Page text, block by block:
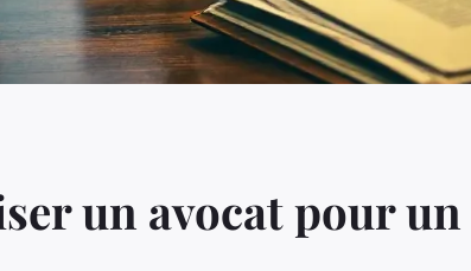
un avocat pour